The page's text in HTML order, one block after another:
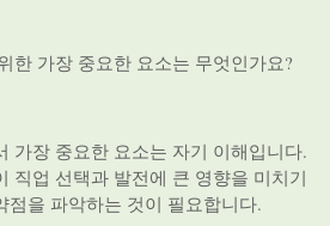
한 가장 중요한 요소는 무엇인가요?
가장 중요한 요소는 자기 이해입니다.
직업 선택과 발전에 큰 영향을 미치기
점을 파악하는 것이 필요합니다.